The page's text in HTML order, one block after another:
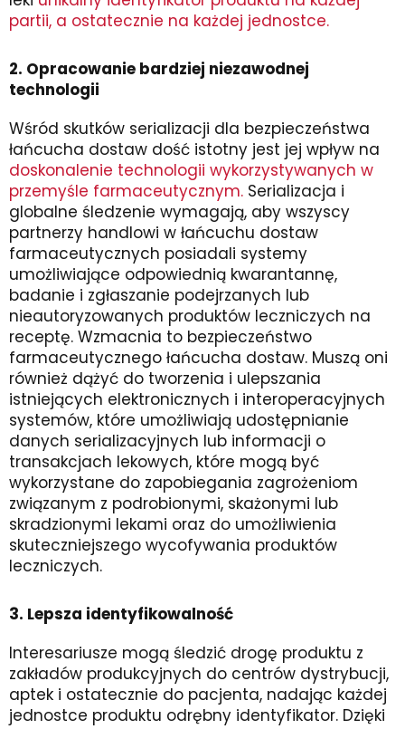
partii, a ostatecznie na każdej jednostce.
2. Opracowanie bardziej niezawodnej
technologii
Wśród skutków serializacji dla bezpieczeństwa
łańcucha dostaw dość istotny jest jej wpływ na
doskonalenie technologii wykorzystywanych w
przemyśle farmaceutycznym. Serializacja i
globalne śledzenie wymagają, aby wszyscy
partnerzy handlowi w łańcuchu dostaw
farmaceutycznych posiadali systemy
umożliwiające odpowiednią kwarantannę,
badanie i zgłaszanie podejrzanych lub
nieautoryzowanych produktów leczniczych na
receptę. Wzmacnia to bezpieczeństwo
farmaceutycznego łańcucha dostaw. Muszą oni
również dążyć do tworzenia i ulepszania
istniejących elektronicznych i interoperacyjnych
systemów, które umożliwiają udostępnianie
danych serializacyjnych lub informacji o
transakcjach lekowych, które mogą być
wykorzystane do zapobiegania zagrożeniom
związanym z podrobionymi, skażonymi lub
skradzionymi lekami oraz do umożliwienia
skuteczniejszego wycofywania produktów
leczniczych.
3. Lepsza identyfikowalność
Interesariusze mogą śledzić drogę produktu z
zakładów produkcyjnych do centrów dystrybucji,
aptek i ostatecznie do pacjenta, nadając każdej
jednostce produktu odrębny identyfikator. Dzięki